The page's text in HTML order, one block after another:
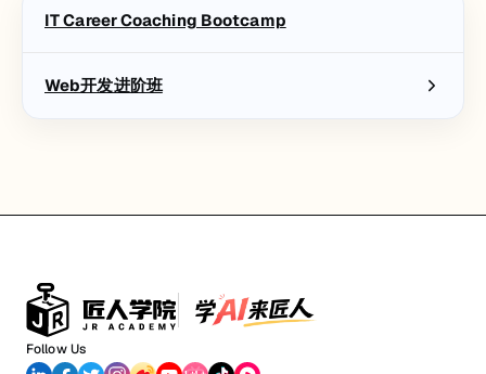
IT Career Coaching Bootcamp
Web开发进阶班
Follow Us